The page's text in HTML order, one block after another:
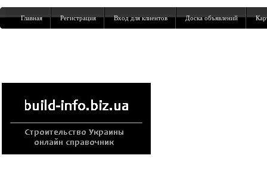
Главная Регистрация Вход для клиентов Доска объявлений